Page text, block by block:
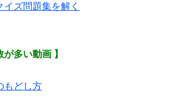
ズ問題集を解く
が多い動画 】
もどし方